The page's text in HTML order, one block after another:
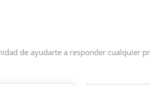
de ayudarte a responder cualquier